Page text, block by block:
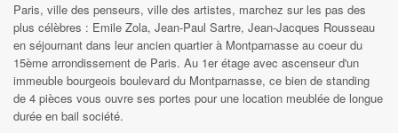
Paris, ville des penseurs, ville des artistes, marchez sur les pas des
plus célèbres : Emile Zola, Jean-Paul Sartre, Jean-Jacques Rousseau
en séjournant dans leur ancien quartier à Montparnasse au coeur du
15ème arrondissement de Paris. Au 1er étage avec ascenseur d'un
immeuble bourgeois boulevard du Montparnasse, ce bien de standing
de 4 pièces vous ouvre ses portes pour une location meublée de longue
durée en bail société.